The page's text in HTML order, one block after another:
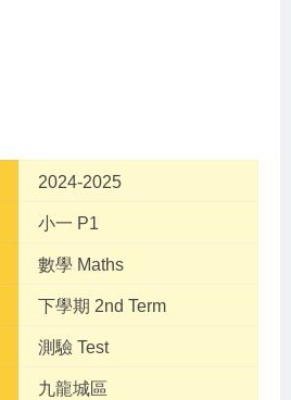
2024-2025
小一 P1
數學 Maths
下學期 2nd Term
測驗 Test
九龍城區